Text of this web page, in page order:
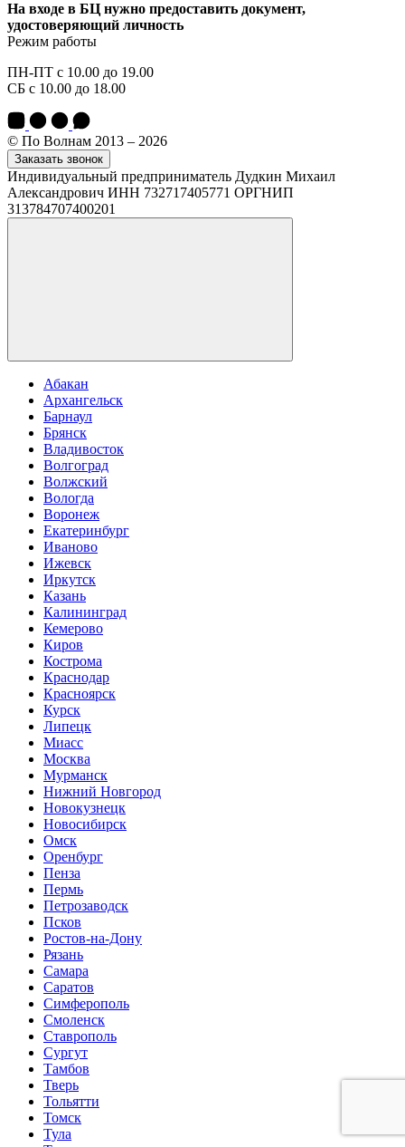
На входе в БЦ нужно предоставить документ,
удостоверяющий личность
Режим работы
ПН-ПТ с 10.00 до 19.00
СБ с 10.00 до 18.00
© По Волнам 2013 – 2026
Заказать звонок
Индивидуальный предприниматель Дудкин Михаил
Александрович ИНН 732717405771 ОРГНИП
313784707400201
Абакан
Архангельск
Барнаул
Брянск
Владивосток
Волгоград
Волжский
Вологда
Воронеж
Екатеринбург
Иваново
Ижевск
Иркутск
Казань
Калининград
Кемерово
Киров
Кострома
Краснодар
Красноярск
Курск
Липецк
Миасс
Москва
Мурманск
Нижний Новгород
Новокузнецк
Новосибирск
Омск
Оренбург
Пенза
Пермь
Петрозаводск
Псков
Ростов-на-Дону
Рязань
Самара
Саратов
Симферополь
Смоленск
Ставрополь
Сургут
Тамбов
Тверь
Тольятти
Томск
Тула